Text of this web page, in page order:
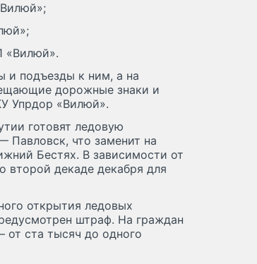
«Вилюй».
и подъезды к ним, а на
дорожные знаки и
Упрдор «Вилюй».
готовят ледовую
Павловск, что заменит на
Бестях. В зависимости от
второй декаде декабря для
открытия ледовых
штраф. На граждан
ста тысяч до одного